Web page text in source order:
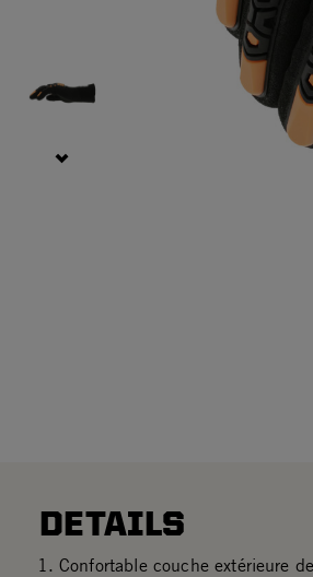
DETAILS
Confortable couche extérieure